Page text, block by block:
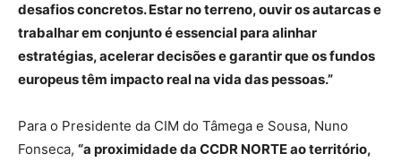
desafios concretos. Estar no terreno, ouvir os autarcas e
trabalhar em conjunto é essencial para alinhar
estratégias, acelerar decisões e garantir que os fundos
europeus têm impacto real na vida das pessoas.”
Para o Presidente da CIM do Tâmega e Sousa, Nuno
Fonseca, “a proximidade da CCDR NORTE ao território,